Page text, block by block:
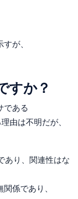
が、
すか？
である
由は不明だが、
あり、関連性はな
係であり、